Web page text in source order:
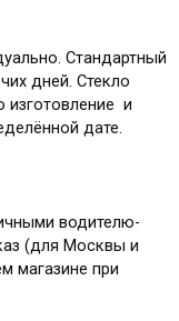
Стандартный
дней. Стекло
изготовление и
дате.
водителю-
(для Москвы и
магазине при